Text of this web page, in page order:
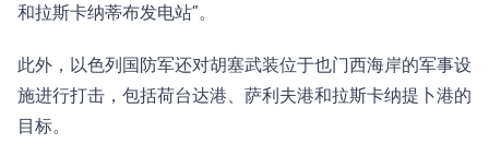
和拉斯卡纳蒂布发电站”。
此外，以色列国防军还对胡塞武装位于也门西海岸的军事设
施进行打击，包括荷台达港、萨利夫港和拉斯卡纳提卜港的
目标。